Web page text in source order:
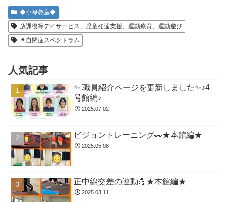
◆小禄教室◆
放課後等デイサービス、児童発達支援、運動療育、運動遊び
＃自閉症スペクトラム
人気記事
✨ 職員紹介ページを更新しました✨♪4
号館編♪
2025.07.02
ビジョントレーニング👀★本館編★
2025.05.08
正中線交差の運動💪★本館編★
2025.03.11